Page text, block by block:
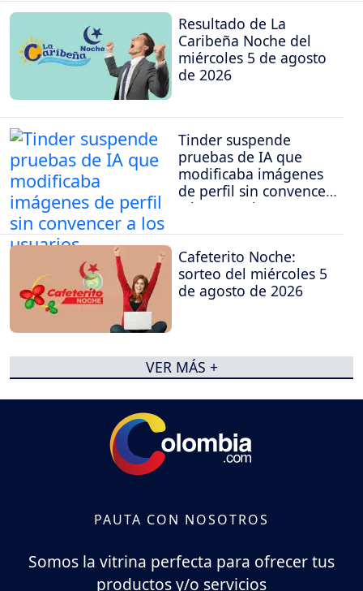
Resultado de La
Caribeña Noche del
miércoles 5 de agosto
de 2026
Tinder suspende
pruebas de IA que
modificaba imágenes
de perfil sin convencer
a los usuarios
Cafeterito Noche:
sorteo del miércoles 5
de agosto de 2026
VER MÁS +
PAUTA CON NOSOTROS
Somos la vitrina perfecta para ofrecer tus
productos y/o servicios